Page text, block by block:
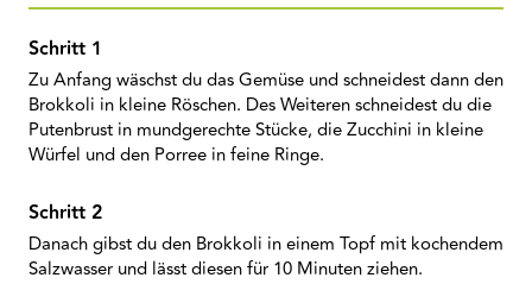
Zu Anfang wäschst du das Gemüse und schneidest dann den
Brokkoli in kleine Röschen. Des Weiteren schneidest du die
Putenbrust in mundgerechte Stücke, die Zucchini in kleine
Würfel und den Porree in feine Ringe.
Danach gibst du den Brokkoli in einem Topf mit kochendem
Salzwasser und lässt diesen für 10 Minuten ziehen.